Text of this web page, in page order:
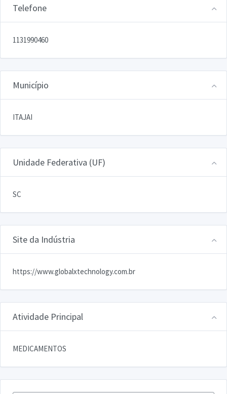
Telefone
1131990460
Município
ITAJAI
Unidade Federativa (UF)
SC
Site da Indústria
https://www.globalxtechnology.com.br
Atividade Principal
MEDICAMENTOS